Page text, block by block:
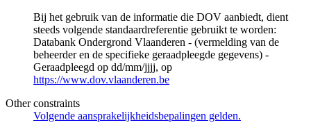
Bij het gebruik van de informatie die DOV aanbiedt, dient
steeds volgende standaardreferentie gebruikt te worden:
Databank Ondergrond Vlaanderen - (vermelding van de
beheerder en de specifieke geraadpleegde gegevens) -
Geraadpleegd op dd/mm/jjjj, op
https://www.dov.vlaanderen.be
Other constraints
Volgende aansprakelijkheidsbepalingen gelden.